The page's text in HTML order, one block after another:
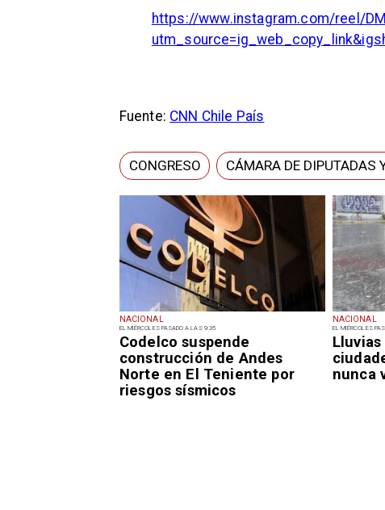
NACIONAL
EL MIÉRCOLES PASADO A LAS 9:35
Codelco suspende
construcción de Andes
Norte en El Teniente por
riesgos sísmicos
NACIONAL
EL MIÉRCOLES
nunca
https://www.instagram.com/reel/
Fuente: CNN Chile País
CONGRESO CÁMARA DE DIPUTADAS